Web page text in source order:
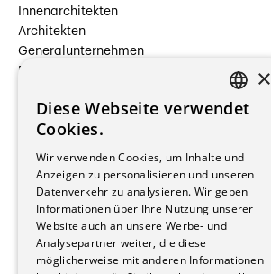
Innenarchitekten
Architekten
Generalunternehmen
Beauftragte Unternehmen
Hersteller/Lieferanten
Bauherrschaften
Immobilienverwaltungsgesellschaften
Stockwerkeigentum
Reportagen
Wohnungen
Renovierungen
Innere Umbauten
Gastgewerbe und Tourismus
FRENCH
×
Diese Webseite verwendet
Cookies.
Wir verwenden Cookies, um Inhalte und
Anzeigen zu personalisieren und unseren
Datenverkehr zu analysieren. Wir geben
Informationen über Ihre Nutzung unserer
Website auch an unsere Werbe- und
Analysepartner weiter, die diese
möglicherweise mit anderen Informationen